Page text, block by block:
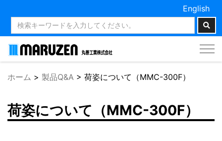
English
ホーム > 製品Q&A > 荷姿について（MMC-300F）
荷姿について（MMC-300F）